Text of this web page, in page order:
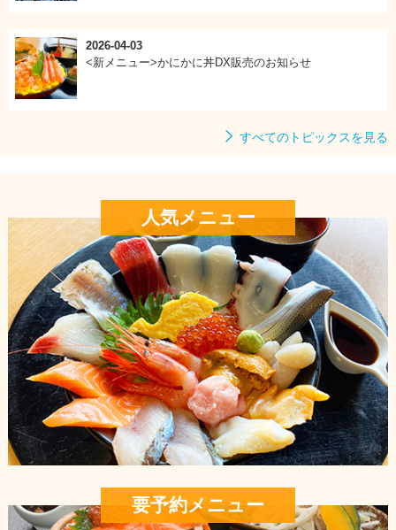
2026-04-03
<新メニュー>かにかに丼DX販売のお知らせ
すべてのトピックスを見る
人気メニュー
要予約メニュー